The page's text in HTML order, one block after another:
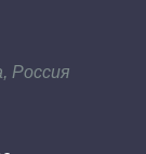
Россия